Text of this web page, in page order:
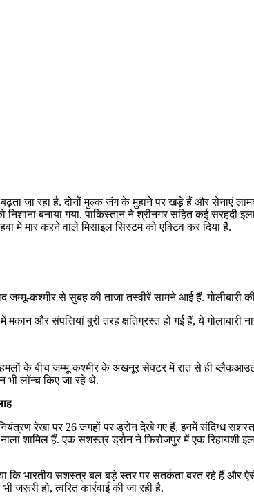
जा रहा है. दोनों मुल्क जंग के मुहाने पर खड़े हैं और सेनाएं
बनाया गया. पाकिस्तान ने श्रीनगर सहित कई
में मार करने वाले मिसाइल सिस्टम को एक्टिव कर दिया है.
जम्मू-कश्मीर से सुबह की ताजा तस्वीरें सामने आई हैं. गोलीबारी
मकान और संपत्तियां बुरी तरह क्षतिग्रस्त हो गई हैं, ये गोलाबारी
के बीच जम्मू-कश्मीर के अखनूर सेक्टर में रात से ही
भी लॉन्च किए जा रहे थे.
रेखा पर 26 जगहों पर ड्रोन देखे गए हैं, इनमें संदिग्ध
शामिल हैं. एक सशस्त्र ड्रोन ने फिरोजपुर में एक रिहायशी
कि भारतीय सशस्त्र बल बड़े स्तर पर सतर्कता बरत रहे हैं
जरूरी हो, त्वरित कार्रवाई की जा रही है.